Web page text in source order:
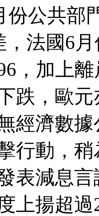
份公共部
法國6
，加上
跌 ，歐
經濟數據
行動，
表減息
上揚超過